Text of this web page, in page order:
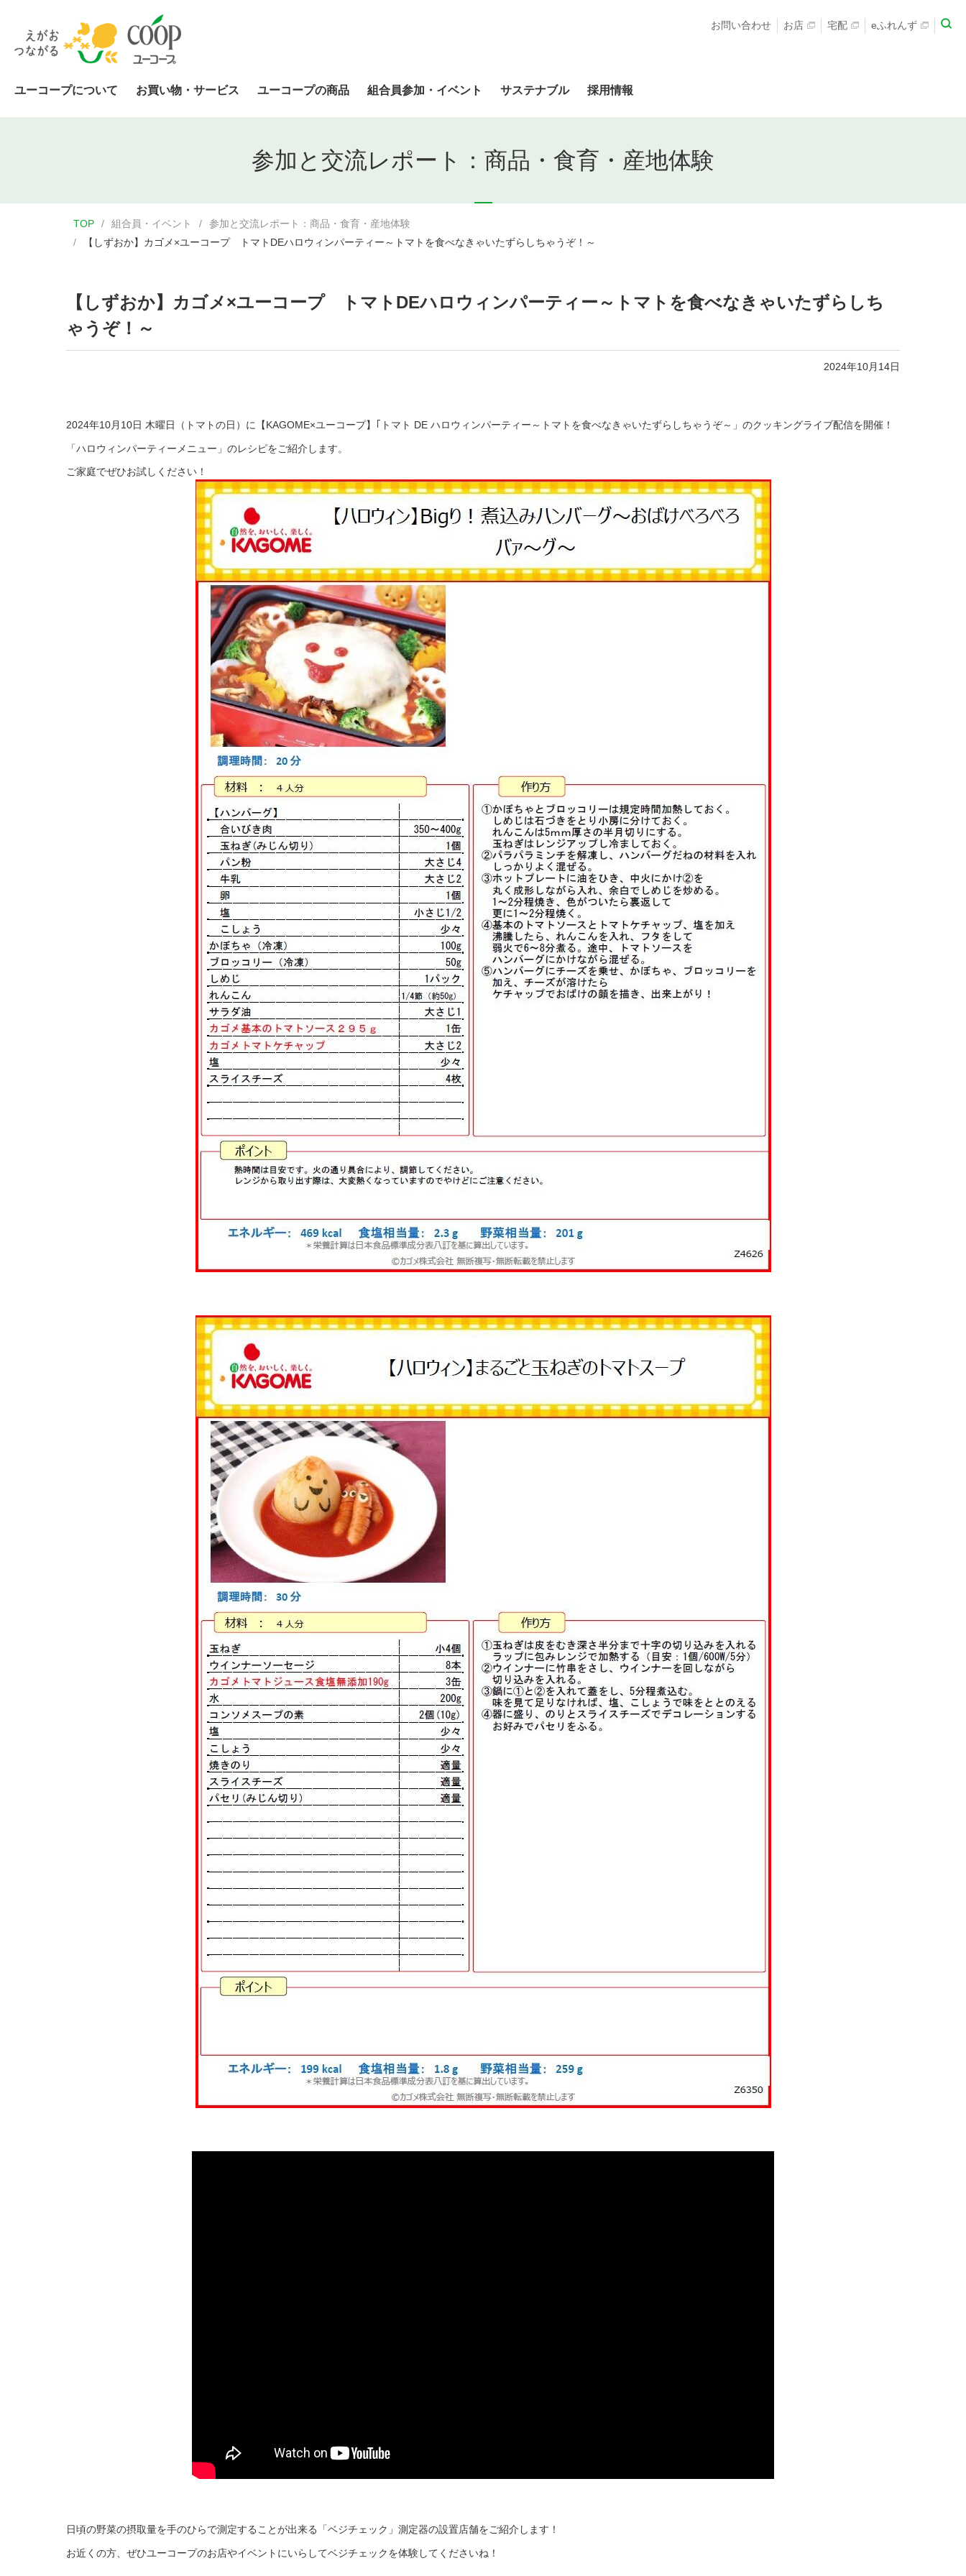
ユーコープについて お買い物・サービス ユーコープの商品 組合員参加・イベント サステナブル 採用情報
お問い合わせ お店 宅配 eふれんず
参加と交流レポート：商品・食育・産地体験
TOP 組合員・イベント
参加と交流レポート：商品・食育・産地体験
【しずおか】カゴメ×ユーコープ トマトDEハロウィンパーティー～トマトを食べなきゃいたずらしちゃうぞ！～
【しずおか】カゴメ×ユーコープ トマトDEハロウィンパーティー～トマトを食べなきゃいたずらしち
ゃうぞ！～
2024年10月14日
2024年10月10日 木曜日（トマトの日）に【KAGOME×ユーコープ】｢トマト DE ハロウィンパーティー～トマトを食べなきゃいたずらしちゃうぞ～」のクッキングライブ配信を開催！
「ハロウィンパーティーメニュー」のレシピをご紹介します。
ご家庭でぜひお試しください！
日頃の野菜の摂取量を手のひらで測定することが出来る「ベジチェック」測定器の設置店舗をご紹介します！
お近くの方、ぜひユーコープのお店やイベントにいらしてベジチェックを体験してくださいね！